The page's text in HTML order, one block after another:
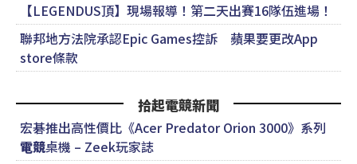
【LEGENDUS頂】現場報導！第二天出賽16隊伍進場！
聯邦地方法院承認Epic Games控訴 蘋果要更改App
store條款
拾起電競新聞
宏碁推出高性價比《Acer Predator Orion 3000》系列
電競桌機 – Zeek玩家誌